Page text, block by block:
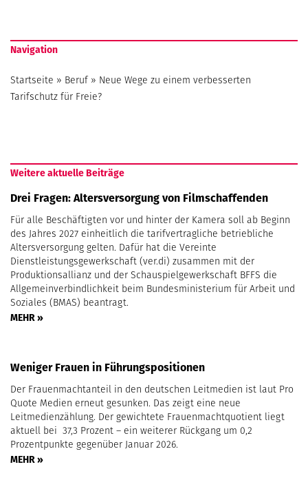
Navigation
Startseite » Beruf» Neue Wege zu einem verbesserten
Tarifschutz für Freie?
Weitere aktuelle Beiträge
Drei Fragen: Altersversorgung von Filmschaffenden
Für alle Beschäftigten vor und hinter der Kamera soll ab Beginn
des Jahres 2027 einheitlich die tarifvertragliche betriebliche
Altersversorgung gelten. Dafür hat die Vereinte
Dienstleistungsgewerkschaft (ver.di) zusammen mit der
Produktionsallianz und der Schauspielgewerkschaft BFFS die
Allgemeinverbindlichkeit beim Bundesministerium für Arbeit und
Soziales (BMAS) beantragt.
MEHR »
Weniger Frauen in Führungspositionen
Der Frauenmachtanteil in den deutschen Leitmedien ist laut Pro
Quote Medien erneut gesunken. Das zeigt eine neue
Leitmedienzählung. Der gewichtete Frauenmachtquotient liegt
aktuell bei 37,3 Prozent – ein weiterer Rückgang um 0,2
Prozentpunkte gegenüber Januar 2026.
MEHR »